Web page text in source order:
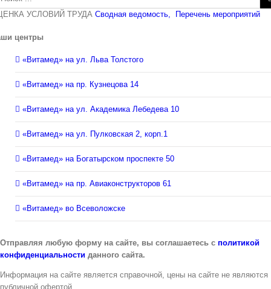
УСЛОВИЙ ТРУДА Сводная ведомость, Перечень мероприятий
центры
«Витамед» на ул. Льва Толстого
«Витамед» на пр. Кузнецова 14
«Витамед» на ул. Академика Лебедева 10
«Витамед» на ул. Пулковская 2, корп.1
«Витамед» на Богатырском проспекте 50
«Витамед» на пр. Авиаконструкторов 61
«Витамед» во Всеволожске
Отправляя любую форму на сайте, вы соглашаетесь с политикой
конфиденциальности данного сайта.
Информация на сайте является справочной, цены на сайте не являются
публичной офертой.